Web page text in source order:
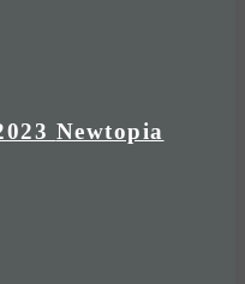
Newtopia